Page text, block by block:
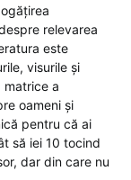
relevarea
este
visurile și
matrice a
oameni și
pentru că ai
să iei 10 tocind
dar din care nu